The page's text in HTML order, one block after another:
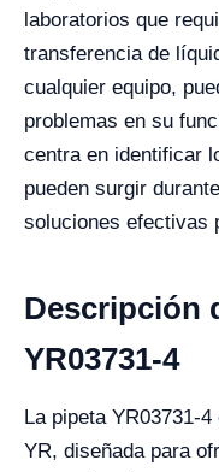
laboratorios que
transferencia de
cualquier equipo,
problemas en su
centra en identificar
pueden surgir
soluciones efectivas
Descripción
YR03731-4
La pipeta YR03731-
YR, diseñada para